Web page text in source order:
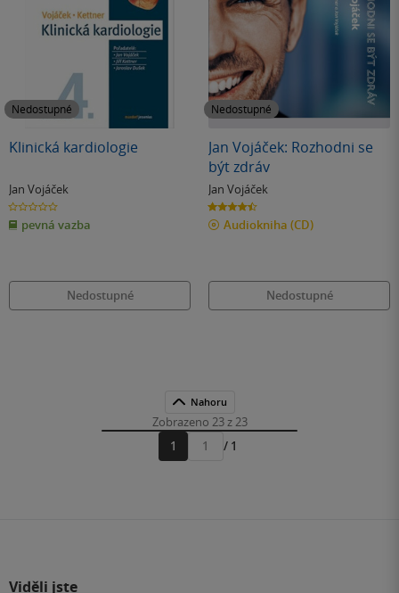
Nedostupné
Klinická kardiologie
Jan Vojáček
0.0
z
5
hvězdiček
pevná vazba
Nedostupné
Nedostupné
Jan Vojáček: Rozhodni se
být zdráv
Jan Vojáček
4.5
z
5
hvězdiček
Audiokniha (CD)
Nedostupné
Nahoru
Zobrazeno 23 z 23
1
Přejít
/ 1
Viděli jste